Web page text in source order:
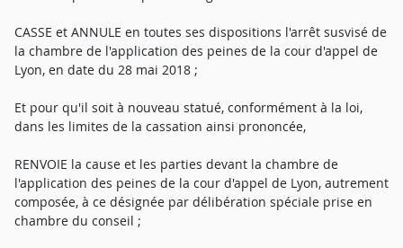
CASSE et ANNULE en toutes ses dispositions l'arrêt susvisé de
la chambre de l'application des peines de la cour d'appel de
Lyon, en date du 28 mai 2018 ;
Et pour qu'il soit à nouveau statué, conformément à la loi,
dans les limites de la cassation ainsi prononcée,
RENVOIE la cause et les parties devant la chambre de
l'application des peines de la cour d'appel de Lyon, autrement
composée, à ce désignée par délibération spéciale prise en
chambre du conseil ;